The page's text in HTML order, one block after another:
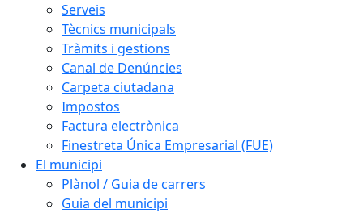
Serveis
Tècnics municipals
Tràmits i gestions
Canal de Denúncies
Carpeta ciutadana
Impostos
Factura electrònica
Finestreta Única Empresarial (FUE)
El municipi
Plànol / Guia de carrers
Guia del municipi